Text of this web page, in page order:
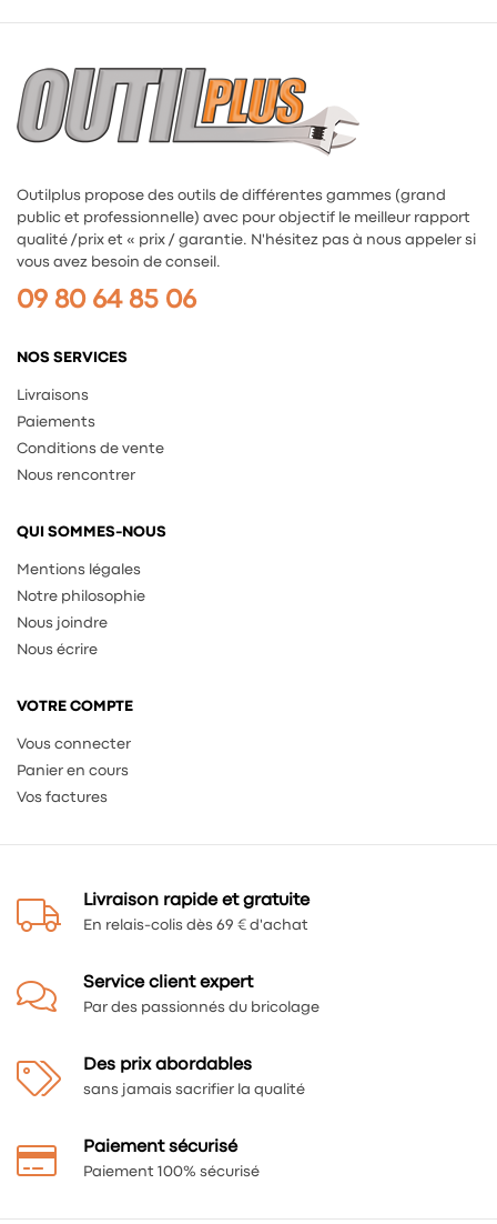
Outilplus propose des outils de différentes gammes (grand
public et professionnelle) avec pour objectif le meilleur rapport
qualité /prix et « prix / garantie. N'hésitez pas à nous appeler si
vous avez besoin de conseil.
09 80 64 85 06
NOS SERVICES
Livraisons
Paiements
Conditions de vente
Nous rencontrer
QUI SOMMES-NOUS
Mentions légales
Notre philosophie
Nous joindre
Nous écrire
VOTRE COMPTE
Vous connecter
Panier en cours
Vos factures
Livraison rapide et gratuite
En relais-colis dès 69 € d'achat
Service client expert
Par des passionnés du bricolage
Des prix abordables
sans jamais sacrifier la qualité
Paiement sécurisé
Paiement 100% sécurisé